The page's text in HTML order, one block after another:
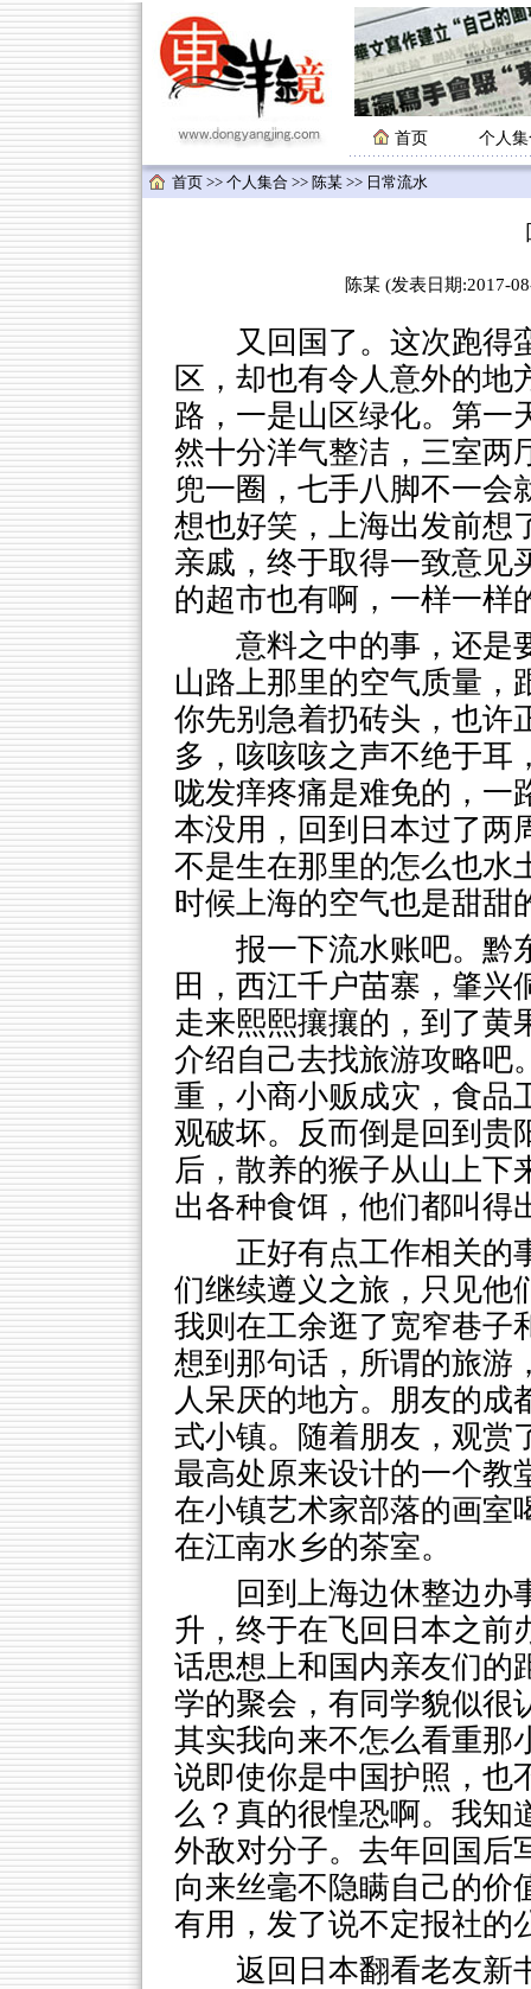
首页 个人
首页 >> 个人集合 >> 陈某 >> 日常流水
陈某 (发表日期:2017-
又回国了。这次跑得
区，却也有令人意外的地
路，一是山区绿化。第一
然十分洋气整洁，三室两
兜一圈，七手八脚不一会
想也好笑，上海出发前想
亲戚，终于取得一致意见
的超市也有啊，一样一样
意料之中的事，还是
山路上那里的空气质量，
你先别急着扔砖头，也许
多，咳咳咳之声不绝于耳
咙发痒疼痛是难免的，一
本没用，回到日本过了两
不是生在那里的怎么也水
时候上海的空气也是甜甜
报一下流水账吧。黔
田，西江千户苗寨，肇兴
走来熙熙攘攘的，到了黄
介绍自己去找旅游攻略吧
重，小商小贩成灾，食品
观破坏。反而倒是回到贵
后，散养的猴子从山上下
出各种食饵，他们都叫得
正好有点工作相关的
们继续遵义之旅，只见他
我则在工余逛了宽窄巷子
想到那句话，所谓的旅游
人呆厌的地方。朋友的成
式小镇。随着朋友，观赏
最高处原来设计的一个教
在小镇艺术家部落的画室
在江南水乡的茶室。
回到上海边休整边办
升，终于在飞回日本之前
话思想上和国内亲友们的
学的聚会，有同学貌似很
其实我向来不怎么看重那
说即使你是中国护照，也
么？真的很惶恐啊。我知
外敌对分子。去年回国后
向来丝毫不隐瞒自己的价
有用，发了说不定报社的
返回日本翻看老友新